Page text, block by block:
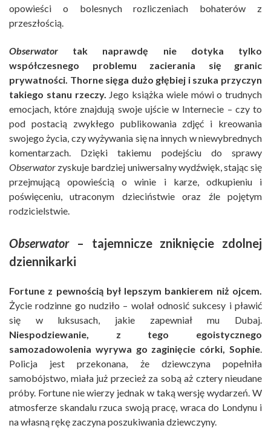
opowieści o bolesnych rozliczeniach bohaterów z
przeszłością.
Obserwator tak naprawdę nie dotyka tylko
współczesnego problemu zacierania się granic
prywatności. Thorne sięga dużo głębiej i szuka przyczyn
takiego stanu rzeczy. Jego książka wiele mówi o trudnych
emocjach, które znajdują swoje ujście w Internecie – czy to
pod postacią zwykłego publikowania zdjęć i kreowania
swojego życia, czy wyżywania się na innych w niewybrednych
komentarzach. Dzięki takiemu podejściu do sprawy
Obserwator zyskuje bardziej uniwersalny wydźwięk, stając się
przejmującą opowieścią o winie i karze, odkupieniu i
poświęceniu, utraconym dzieciństwie oraz źle pojętym
rodzicielstwie.
Obserwator– tajemnicze zniknięcie zdolnej
dziennikarki
Fortune z pewnością był lepszym bankierem niż ojcem.
Życie rodzinne go nudziło – wolał odnosić sukcesy i pławić
się w luksusach, jakie zapewniał mu Dubaj.
Niespodziewanie, z tego egoistycznego
samozadowolenia wyrywa go zaginięcie córki, Sophie.
Policja jest przekonana, że dziewczyna popełniła
samobójstwo, miała już przecież za sobą aż cztery nieudane
próby. Fortune nie wierzy jednak w taką wersję wydarzeń. W
atmosferze skandalu rzuca swoją pracę, wraca do Londynu i
na własną rękę zaczyna poszukiwania dziewczyny.